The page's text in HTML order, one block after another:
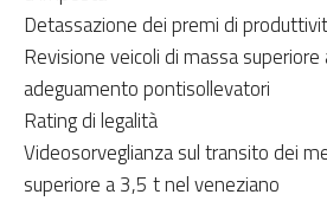
Detassazione dei premi di
Revisione veicoli di massa
adeguamento pontisollevatori
Rating di legalità
Videosorveglianza sul transito dei
superiore a 3,5 t nel veneziano